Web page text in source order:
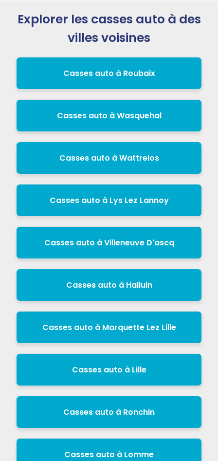
Explorer les casses auto à des
villes voisines
Casses auto à Roubaix
Casses auto à Wasquehal
Casses auto à Wattrelos
Casses auto à Lys Lez Lannoy
Casses auto à Villeneuve D'ascq
Casses auto à Halluin
Casses auto à Marquette Lez Lille
Casses auto à Lille
Casses auto à Ronchin
Casses auto à Lomme